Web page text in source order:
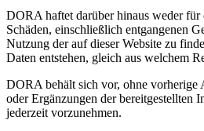
DORA haftet darüber hinaus weder
Schäden, einschließlich entgangenen
Nutzung der auf dieser Website zu
Daten entstehen, gleich aus welchem
DORA behält sich vor, ohne vorherige
oder Ergänzungen der bereitgestellten
jederzeit vorzunehmen.